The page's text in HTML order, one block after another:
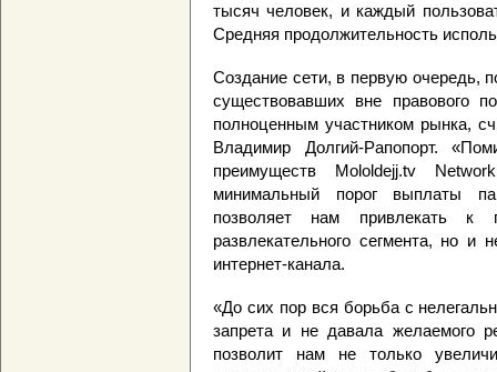
тысяч человек, и каждый
Средняя продолжительность
Создание сети, в первую очередь,
существовавших вне правового
полноценным участником рынка,
Владимир Долгий-Рапопорт.
преимуществ Mololdejj.tv
минимальный порог выплаты
позволяет нам привлекать к
развлекательного сегмента, но и
интернет-канала.
«До сих пор вся борьба с
запрета и не давала желаемого
позволит нам не только